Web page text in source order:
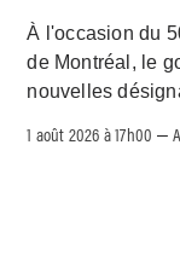
À l'occasion du
de Montréal, le
nouvelles
1 août 2026 à 17h00 –